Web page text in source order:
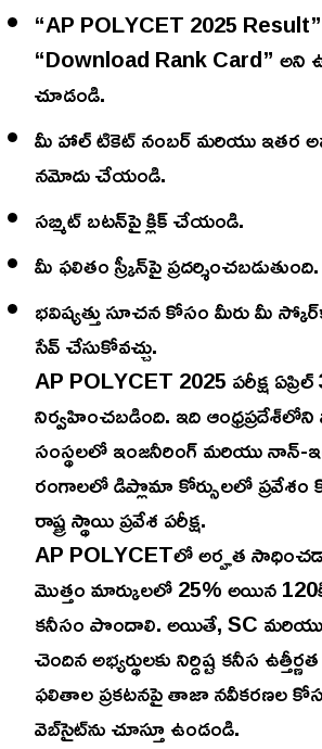
“AP POLYCET 2025
“Download Rank Card” అని
చూడండి.
మీ హాల్ టికెట్ నంబర్ మరియు ఇతర
నమోదు చేయండి.
సబ్మిట్ బటన్‌పై క్లిక్ చేయండి.
మీ ఫలితం స్క్రీన్‌పై ప్రదర్శించబడుతుంది.
భవిష్యత్తు సూచన కోసం మీరు మీ
సేవ్ చేసుకోవచ్చు.
AP POLYCET 2025 పరీక్ష
నిర్వహించబడింది. ఇది
సంస్థలలో ఇంజనీరింగ్ మరియు నాన్-
రంగాలలో డిప్లొమా కోర్సులలో
రాష్ట్ర స్థాయి ప్రవేశ పరీక్ష.
AP POLYCETలో అర్హత
మొత్తం మార్కులలో 25% అయిన
కనీసం పొందాలి. అయితే, SC మరియు
చెందిన అభ్యర్థులకు నిర్దిష్ట కనీస
ఫలితాల ప్రకటనపై తాజా నవీకరణల
వెబ్‌సైట్‌ను చూస్తూ ఉండండి.